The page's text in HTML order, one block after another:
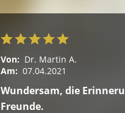
Von: Dr. Martin A.
Am: 07.04.2021
Wundersam, die
Freunde.